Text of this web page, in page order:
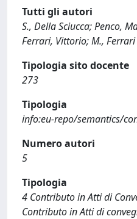
Tutti gli autori
S., Della Sciucca; Penco,
Ferrari, Vittorio; M., Ferrari
Tipologia sito docente
273
Tipologia
info:eu-repo/semantics/
Numero autori
5
Tipologia
4 Contributo in Atti di
Contributo in Atti di